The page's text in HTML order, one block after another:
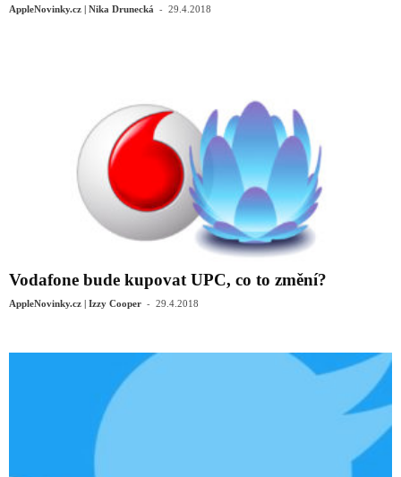
AppleNovinky.cz | Nika Drunecká - 29.4.2018
Vodafone bude kupovat UPC, co to změní?
AppleNovinky.cz | Izzy Cooper - 29.4.2018